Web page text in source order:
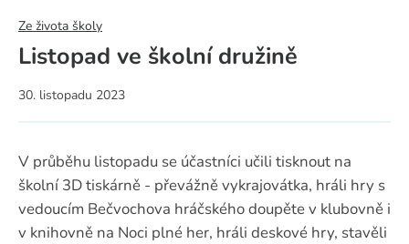
Ze života školy
Listopad ve školní družině
30. listopadu 2023
V průběhu listopadu se účastníci učili tisknout na
školní 3D tiskárně - převážně vykrajovátka, hráli hry s
vedoucím Bečvochova hráčského doupěte v klubovně i
v knihovně na Noci plné her, hráli deskové hry, stavěli